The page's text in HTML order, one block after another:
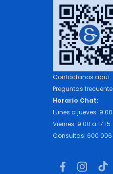
Contáctanos aquí
Preguntas
Horario Chat:
Lunes a jueves:
Viernes: 9:00 a 17:15
Consultas: 600 006